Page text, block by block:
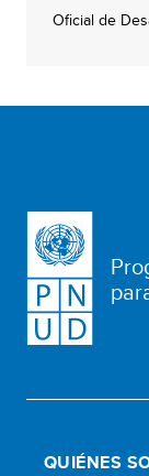
Oficial de
QUIÉNES